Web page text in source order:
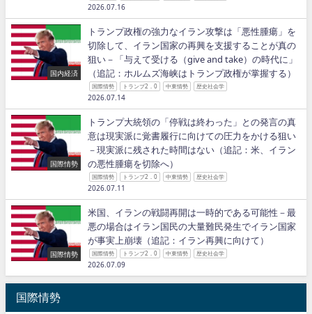
2026.07.16
国内経済
トランプ政権の強力なイラン攻撃は「悪性腫瘍」を
切除して、イラン国家の再興を支援することが真の
狙い－「与えて受ける（give and take）の時代に」
（追記：ホルムズ海峡はトランプ政権が掌握する）
国際情勢 トランプ2．0 中東情勢 歴史社会学
2026.07.14
国際情勢
トランプ大統領の「停戦は終わった」との発言の真
意は現実派に覚書履行に向けての圧力をかける狙い
－現実派に残された時間はない（追記：米、イラン
の悪性腫瘍を切除へ）
国際情勢 トランプ2．0 中東情勢 歴史社会学
2026.07.11
国際情勢
米国、イランの戦闘再開は一時的である可能性－最
悪の場合はイラン国民の大量難民発生でイラン国家
が事実上崩壊（追記：イラン再興に向けて）
国際情勢 トランプ2．0 中東情勢 歴史社会学
2026.07.09
国際情勢